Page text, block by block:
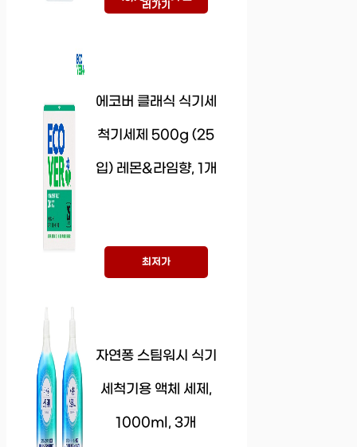
러가기
에코버 클래식 식기세
척기세제 500g (25
입) 레몬&라임향, 1개
최저가
자연퐁 스팀워시 식기
세척기용 액체 세제,
1000ml, 3개